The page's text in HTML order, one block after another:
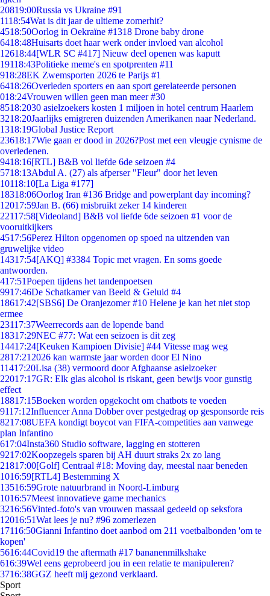
20819:00Russia vs Ukraine #91
1118:54Wat is dit jaar de ultieme zomerhit?
4518:50Oorlog in Oekraïne #1318 Drone baby drone
6418:48Huisarts doet haar werk onder invloed van alcohol
12618:44[WLR SC #417] Nieuw deel openen was kaputt
19118:43Politieke meme's en spotprenten #11
918:28EK Zwemsporten 2026 te Parijs #1
6418:26Overleden sporters en aan sport gerelateerde personen
018:24Vrouwen willen geen man meer #30
8518:2030 asielzoekers kosten 1 miljoen in hotel centrum Haarlem
3218:20Jaarlijks emigreren duizenden Amerikanen naar Nederland.
1318:19Global Justice Report
23618:17Wie gaan er dood in 2026?Post met een vleugje cynisme de
overledenen.
9418:16[RTL] B&B vol liefde 6de seizoen #4
5718:13Abdul A. (27) als afperser "Fleur" door het leven
10118:10[La Liga #177]
18318:06Oorlog Iran #136 Bridge and powerplant day incoming?
12017:59Jan B. (66) misbruikt zeker 14 kinderen
22117:58[Videoland] B&B vol liefde 6de seizoen #1 voor de
vooruitkijkers
4517:56Perez Hilton opgenomen op spoed na uitzenden van
gruwelijke video
14317:54[AKQ] #3384 Topic met vragen. En soms goede
antwoorden.
417:51Poepen tijdens het tandenpoetsen
9917:46De Schatkamer van Beeld & Geluid #4
18617:42[SBS6] De Oranjezomer #10 Helene je kan het niet stop
ermee
23117:37Weerrecords aan de lopende band
18317:29NEC #77: Wat een seizoen is dit zeg
14417:24[Keuken Kampioen Divisie] #44 Vitesse mag weg
2817:21 2026 kan warmste jaar worden door El Nino
11417:20Lisa (38) vermoord door Afghaanse asielzoeker
22017:17GR: Elk glas alcohol is riskant, geen bewijs voor gunstig
effect
18817:15Boeken worden opgekocht om chatbots te voeden
9117:12Influencer Anna Dobber over pestgedrag op gesponsorde reis
8217:08UEFA kondigt boycot van FIFA-competities aan vanwege
plan Infantino
617:04Insta360 Studio software, lagging en stotteren
9217:02Koopzegels sparen bij AH duurt straks 2x zo lang
21817:00[Golf] Centraal #18: Moving day, meestal naar beneden
1016:59[RTL4] Bestemming X
13516:59Grote natuurbrand in Noord-Limburg
1016:57Meest innovatieve game mechanics
3216:56Vinted-foto's van vrouwen massaal gedeeld op seksfora
12016:51Wat lees je nu? #96 zomerlezen
17116:50Gianni Infantino doet aanbod om 211 voetbalbonden 'om te
kopen'
5616:44Covid19 the aftermath #17 bananenmilkshake
616:39Wel eens geprobeerd jou in een relatie te manipuleren?
3716:38GGZ heeft mij gezond verklaard.
Sport